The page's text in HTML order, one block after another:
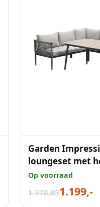
Garden
loungeset met
rope
Op voorraad
1.378,851.199,-